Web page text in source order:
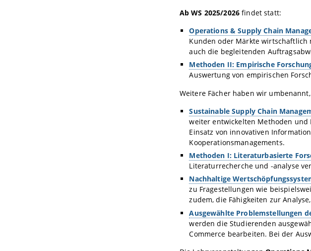
Ab WS 2025/2026findet statt:
Operations & Supply Chain
Kunden oder Märkte wirtschaftlich
auch die begleitenden
Methoden II: Empirische
Auswertung von empirischen
Weitere Fächer haben wir
Sustainable Supply Chain
weiter entwickelten Methoden und
Einsatz von innovativen
Kooperationsmanagements.
Methoden I: Literaturbasierte
Literaturrecherche und -analyse
Nachhaltige
zu Fragestellungen wie
zudem, die Fähigkeiten zur
Ausgewählte Problemstellungen
werden die Studierenden
Commerce bearbeiten. Bei der